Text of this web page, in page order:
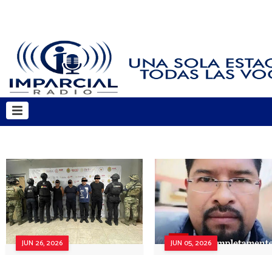
JUN 26, 2026 JUN 05, 2026